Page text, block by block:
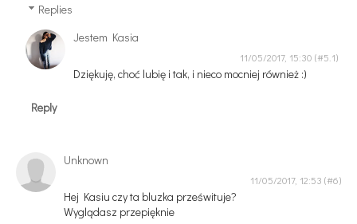
Replies
Jestem Kasia
11/05/2017, 15:30
Dziękuję, choć lubię i tak, i nieco mocniej również :)
Reply
Unknown
11/05/2017, 12:53
Hej Kasiu czy ta bluzka prześwituje?
Wyglądasz przepięknie